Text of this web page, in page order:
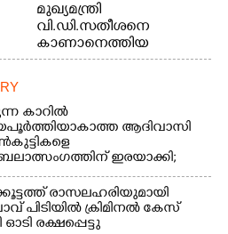
മുഖ്യമന്ത്രി
വി.ഡി.സതീശനെ
കാണാനെത്തിയ
മോഹനൻ നായർ
കാറിൽ
ആദിവാസി
ഇരയാക്കി;
പിടിയിൽ
രാസലഹരിയുമായി
പിടിയിൽ ക്രിമിനൽ കേസ്
ഓടി രക്ഷപ്പെട്ടു